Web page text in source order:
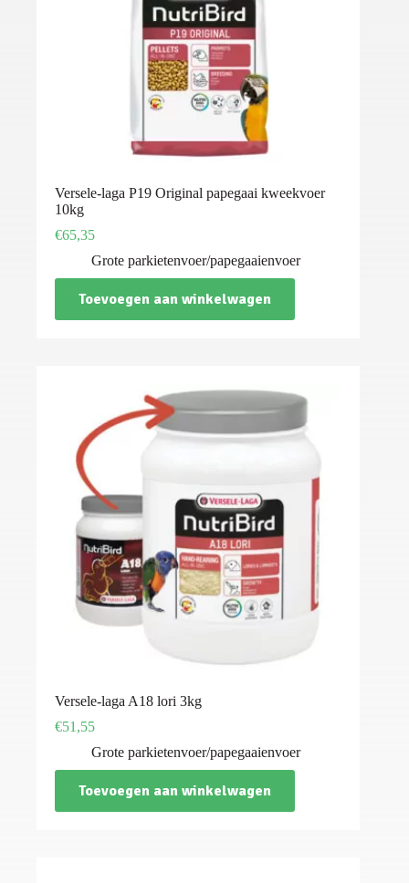
Versele-laga P19 Original papegaai kweekvoer
10kg
€65,35
Grote parkietenvoer/papegaaienvoer
Toevoegen aan winkelwagen
Versele-laga A18 lori 3kg
€51,55
Grote parkietenvoer/papegaaienvoer
Toevoegen aan winkelwagen